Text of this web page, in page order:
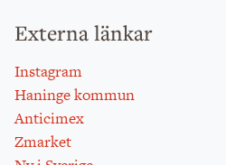
Externa länkar
Instagram
Haninge kommun
Anticimex
Zmarket